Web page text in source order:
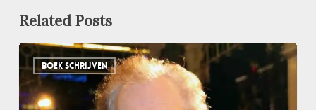
Related Posts
BOEK SCHRIJVEN
Zit
je
vast
bij